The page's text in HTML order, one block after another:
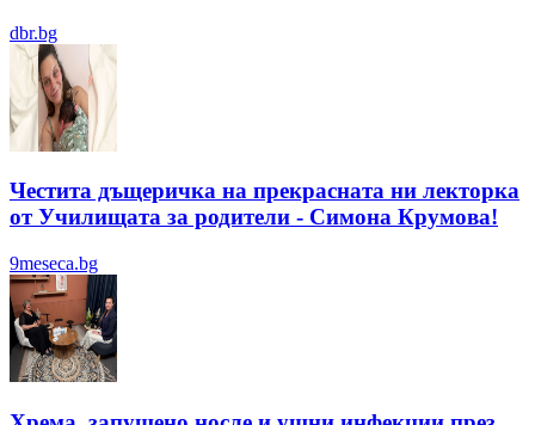
dbr.bg
Честита дъщеричка на прекрасната ни лекторка
от Училищата за родители - Симона Крумова!
9meseca.bg